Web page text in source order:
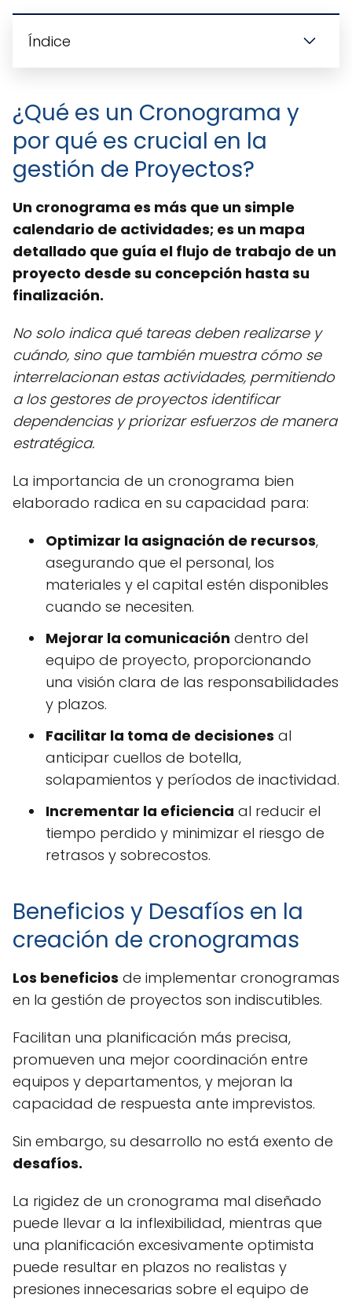
Índice
¿Qué es un Cronograma y
por qué es crucial en la
gestión de Proyectos?
Un cronograma es más que un simple
calendario de actividades; es un mapa
detallado que guía el flujo de trabajo de un
proyecto desde su concepción hasta su
finalización.
No solo indica qué tareas deben realizarse y
cuándo, sino que también muestra cómo se
interrelacionan estas actividades, permitiendo
a los gestores de proyectos identificar
dependencias y priorizar esfuerzos de manera
estratégica.
La importancia de un cronograma bien
elaborado radica en su capacidad para:
Optimizar la asignación de recursos,
asegurando que el personal, los
materiales y el capital estén disponibles
cuando se necesiten.
Mejorar la comunicación dentro del
equipo de proyecto, proporcionando
una visión clara de las responsabilidades
y plazos.
Facilitar la toma de decisiones al
anticipar cuellos de botella,
solapamientos y períodos de inactividad.
Incrementar la eficiencia al reducir el
tiempo perdido y minimizar el riesgo de
retrasos y sobrecostos.
Beneficios y Desafíos en la
creación de cronogramas
Los beneficios de implementar cronogramas
en la gestión de proyectos son indiscutibles.
Facilitan una planificación más precisa,
promueven una mejor coordinación entre
equipos y departamentos, y mejoran la
capacidad de respuesta ante imprevistos.
Sin embargo, su desarrollo no está exento de
desafíos.
La rigidez de un cronograma mal diseñado
puede llevar a la inflexibilidad, mientras que
una planificación excesivamente optimista
puede resultar en plazos no realistas y
presiones innecesarias sobre el equipo de